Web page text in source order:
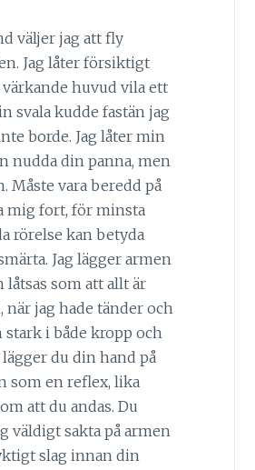
väljer jag att fly
Jag låter försiktigt
huvud vila ett
svala kudde fastän jag
borde. Jag låter min
nudda din panna, men
Måste vara beredd på
mig fort, för minsta
rörelse kan betyda
Jag lägger armen
låtsas som att allt är
när jag hade tänder och
stark i både kropp och
du din hand på
som en reflex, lika
att du andas. Du
väldigt sakta på armen
slag innan din